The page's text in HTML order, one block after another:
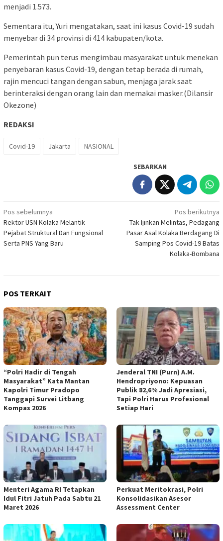
menjadi 1.573.
Sementara itu, Yuri mengatakan, saat ini kasus Covid-19 sudah
menyebar di 34 provinsi di 414 kabupaten/kota.
Pemerintah pun terus mengimbau masyarakat untuk menekan
penyebaran kasus Covid-19, dengan tetap berada di rumah,
rajin mencuci tangan dengan sabun, menjaga jarak saat
berinteraksi dengan orang lain dan memakai masker.(Dilansir
Okezone)
REDAKSI
Covid-19 Jakarta NASIONAL
SEBARKAN
Navigasi
pos
Pos sebelumnya
Rektor USN Kolaka Melantik
Pejabat Struktural Dan Fungsional
Serta PNS Yang Baru
Pos berikutnya
Tak Ijinkan Melintas, Pedagang
Pasar Asal Kolaka Berdagang Di
Samping Pos Covid-19 Batas
Kolaka-Bombana
POS TERKAIT
“Polri Hadir di Tengah
Masyarakat” Kata Mantan
Kapolri Timur Pradopo
Tanggapi Survei Litbang
Kompas 2026
Jenderal TNI (Purn) A.M.
Hendropriyono: Kepuasan
Publik 82,6% Jadi Apresiasi,
Tapi Polri Harus Profesional
Setiap Hari
Menteri Agama RI Tetapkan
Idul Fitri Jatuh Pada Sabtu 21
Maret 2026
Perkuat Meritokrasi, Polri
Konsolidasikan Asesor
Assessment Center